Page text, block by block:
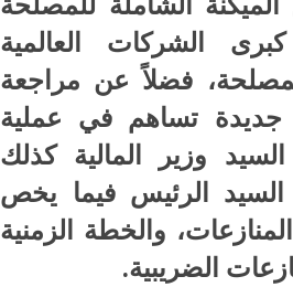
الشركات العالمية
فضلاً عن مراجعة
جديدة تساهم في عملية
وزير المالية كذلك
السيد الرئيس فيما يخص
والخطة الزمنية
الضريبية.